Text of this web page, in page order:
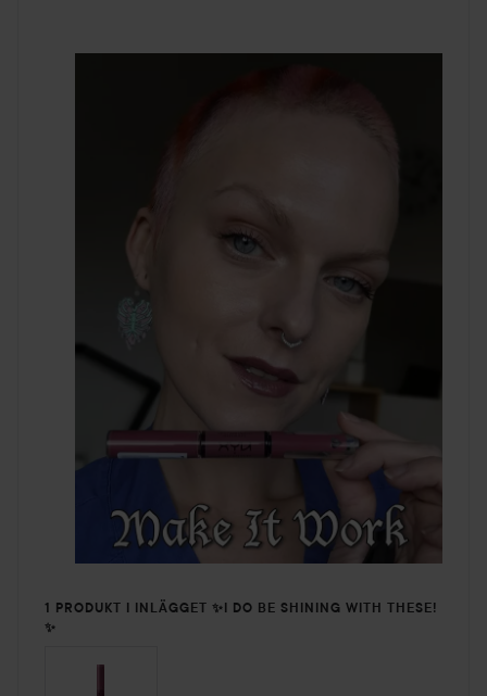
1 PRODUKT I INLÄGGET ✨️I DO BE SHINING WITH THESE!
✨️